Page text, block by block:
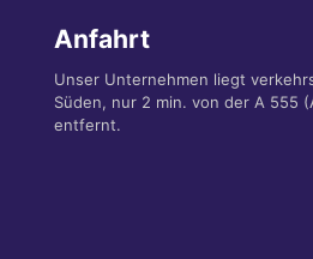
Anfahrt
Unser Unternehmen liegt
Süden, nur 2 min. von der A 555
entfernt.